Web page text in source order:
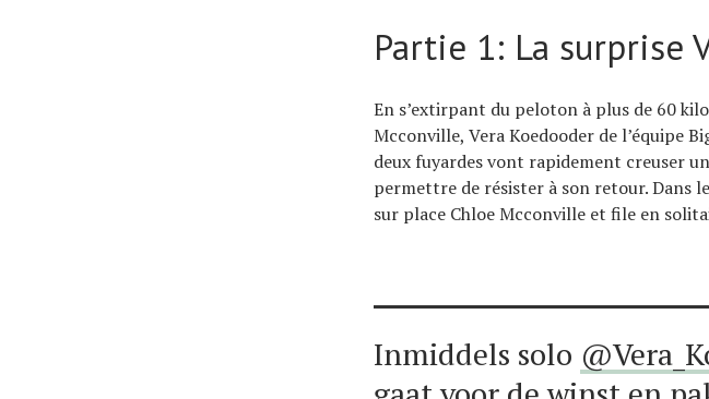
Partie 1: La surprise
En s’extirpant du peloton à plus de 60
Mcconville, Vera Koedooder de l’équipe
deux fuyardes vont rapidement creuser
permettre de résister à son retour. Dans
sur place Chloe Mcconville et file en
Inmiddels solo